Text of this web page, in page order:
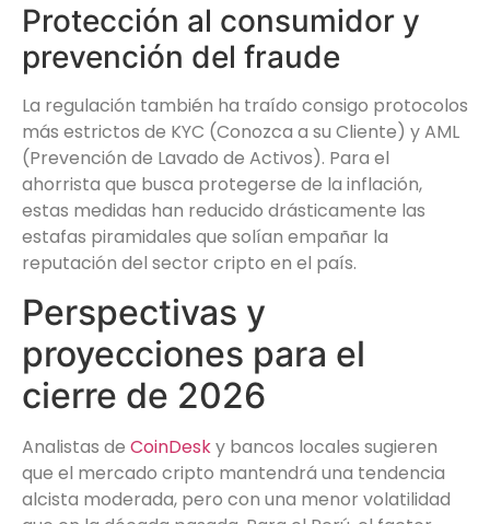
Protección al consumidor y
prevención del fraude
La regulación también ha traído consigo protocolos
más estrictos de KYC (Conozca a su Cliente) y AML
(Prevención de Lavado de Activos). Para el
ahorrista que busca protegerse de la inflación,
estas medidas han reducido drásticamente las
estafas piramidales que solían empañar la
reputación del sector cripto en el país.
Perspectivas y
proyecciones para el
cierre de 2026
Analistas de CoinDesky bancos locales sugieren
que el mercado cripto mantendrá una tendencia
alcista moderada, pero con una menor volatilidad